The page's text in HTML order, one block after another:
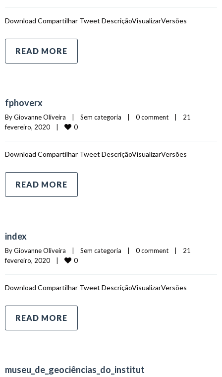
Download Compartilhar Tweet DescriçãoVisualizarVersões
READ MORE
fphoverx
By Giovanne Oliveira Sem categoria 0 comment
21
fevereiro, 2020
0
Download Compartilhar Tweet DescriçãoVisualizarVersões
READ MORE
index
By Giovanne Oliveira Sem categoria 0 comment
21
fevereiro, 2020
0
Download Compartilhar Tweet DescriçãoVisualizarVersões
READ MORE
museu_de_geociências_do_institut